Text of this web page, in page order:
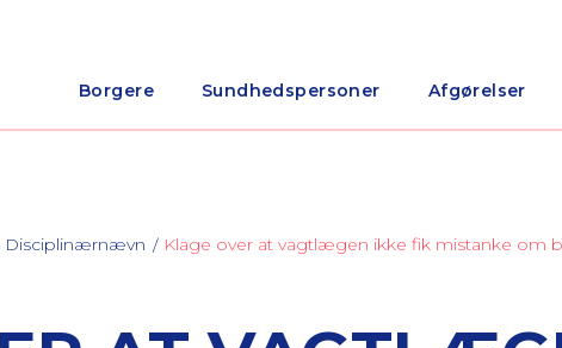
Borgere Sundhedspersoner Afgørelser
Disciplinærnævn Klage over at vagtlægen ikke fik mistanke om